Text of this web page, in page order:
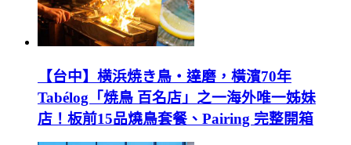
【台中】横浜焼き鳥‧達磨，橫濱70年
Tabélog「焼鳥 百名店」之一海外唯一姊妹
店！板前15品燒鳥套餐、Pairing 完整開箱